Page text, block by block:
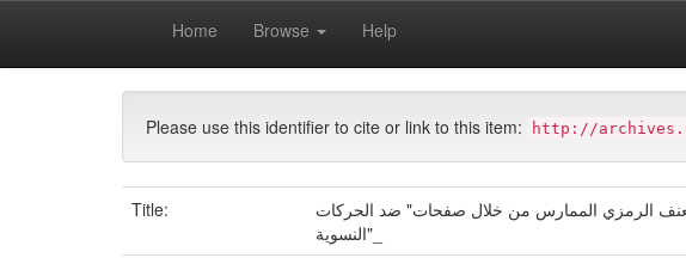
Home Browse Help
Please use this identifier to cite or link to this item: http://
Title:
الرمزي الممارس من خلال صفحات" ضد الحركات
النسوية"_